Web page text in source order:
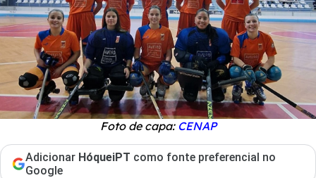
Foto de capa: CENAP
Adicionar HóqueiPT como fonte preferencial no
Google